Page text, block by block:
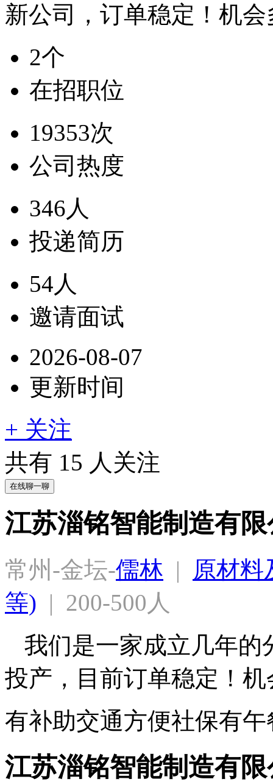
新公司，订单稳定！机会
2个
在招职位
19353次
公司热度
346人
投递简历
54人
邀请面试
2026-08-07
更新时间
+ 关注
共有 15 人关注
在线聊一聊
江苏淄铭智能制造有
常州-金坛-儒林 | 原材料
等) |  200-500人
我们是一家成立几年的
投产，目前订单稳定！机
有补助交通方便社保有午
江苏淄铭智能制造有